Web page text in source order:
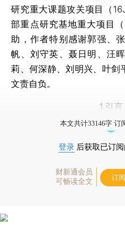
研究重大课题攻关项目（
部重点研究基地重大项目
助，作者特别感谢郭强、
帆、刘守英、聂日明、汪
莉、何深静、刘明兴、叶剑
文责自负。
1.引言
本文共计33146字 订
登录 后获取已订
财新通会员
可畅读全文
订